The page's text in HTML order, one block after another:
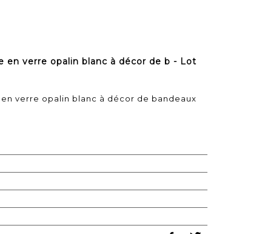
en verre opalin blanc à décor de b - Lot
verre opalin blanc à décor de bandeaux